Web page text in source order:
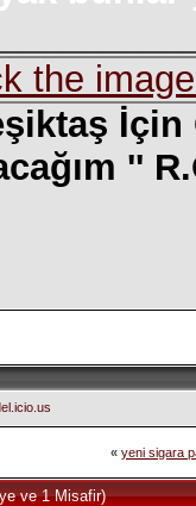
İçin
''
« yeni sigara
ve 1 Misafir)